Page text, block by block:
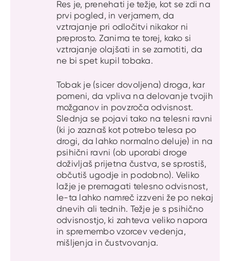
Res je, prenehati je težje, kot se zdi na
prvi pogled, in verjamem, da
vztrajanje pri odločitvi nikakor ni
preprosto. Zanima te torej, kako si
vztrajanje olajšati in se zamotiti, da
ne bi spet kupil tobaka.
Tobak je (sicer dovoljena) droga, kar
pomeni, da vpliva na delovanje tvojih
možganov in povzroča odvisnost.
Slednja se pojavi tako na telesni ravni
(ki jo zaznaš kot potrebo telesa po
drogi, da lahko normalno deluje) in na
psihični ravni (ob uporabi droge
doživljaš prijetna čustva, se sprostiš,
občutiš ugodje in podobno). Veliko
lažje je premagati telesno odvisnost,
le-ta lahko namreč izzveni že po nekaj
dnevih ali tednih. Težje je s psihično
odvisnostjo, ki zahteva veliko napora
in spremembo vzorcev vedenja,
mišljenja in čustvovanja.